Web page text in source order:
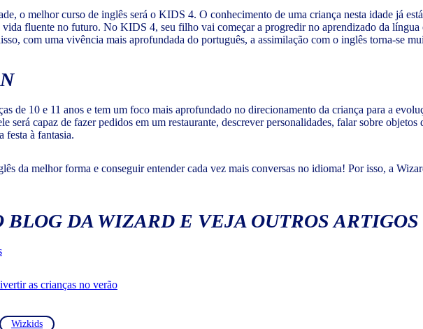
o melhor curso de inglês será o KIDS 4. O conhecimento de uma criança nesta idade já
fluente no futuro. No KIDS 4, seu filho vai começar a progredir no aprendizado da língua
com uma vivência mais aprofundada do português, a assimilação com o inglês torna-se
de 10 e 11 anos e tem um foco mais aprofundado no direcionamento da criança para a
será capaz de fazer pedidos em um restaurante, descrever personalidades, falar sobre
festa à fantasia.
da melhor forma e conseguir entender cada vez mais conversas no idioma! Por isso, a
DA WIZARD E VEJA OUTROS
as crianças no verão
Wizkids